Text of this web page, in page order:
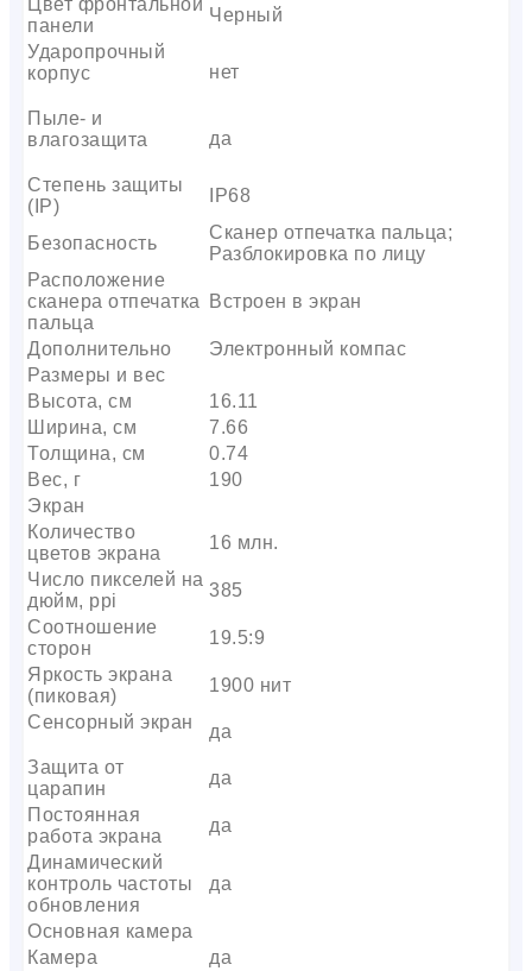
Цвет фронтальной
панели
Черный
Ударопрочный
корпус
нет
Пыле- и
влагозащита
да
Степень защиты
(IP)
IP68
Безопасность
Сканер отпечатка пальца;
Разблокировка по лицу
Расположение
сканера отпечатка
пальца
Встроен в экран
Дополнительно
Электронный компас
Размеры и вес
Высота, см
16.11
Ширина, см
7.66
Толщина, см
0.74
Вес, г
190
Экран
Количество
цветов экрана
16 млн.
Число пикселей на
дюйм, ppi
385
Соотношение
сторон
19.5:9
Яркость экрана
(пиковая)
1900 нит
Сенсорный экран
да
Защита от
царапин
да
Постоянная
работа экрана
да
Динамический
контроль частоты
обновления
да
Основная камера
Камера
да